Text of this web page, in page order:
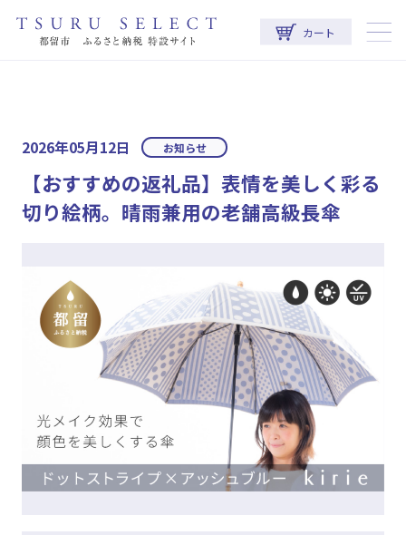
カート
2026年05月12日 お知らせ
【おすすめの返礼品】表情を美しく彩る
切り絵柄。晴雨兼用の老舗高級長傘